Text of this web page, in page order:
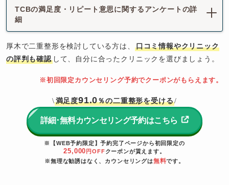
TCBの満足度・リピート意思に関するアンケートの詳
細
厚木で二重整形を検討している方は、
口コミ情報やクリニック
の評判も確認して、自分に合ったクリニックを選びましょう。
※初回限定カウンセリング予約でクーポンがもらえます。
\満足度91.0％の二重整形を受ける/
詳細･無料カウンセリング予約はこちら
※【WEB予約限定】予約完了ページから初回限定の
25,000 円OFFクーポンが貰えます。
※無理な勧誘はなく、カウンセリングは無料です。